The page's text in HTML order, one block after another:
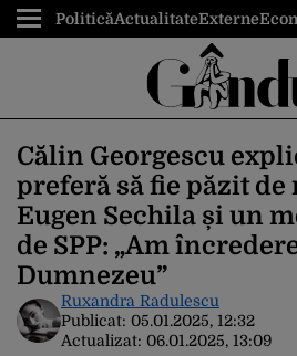
PoliticăActualitateExterne
Călin Georgescu
preferă să fie păzit
Eugen Sechila și un
de SPP: „Am
Dumnezeu”
Ruxandra Radulescu
Publicat: 05.01.2025, 12:32
Actualizat: 06.01.2025, 13:09